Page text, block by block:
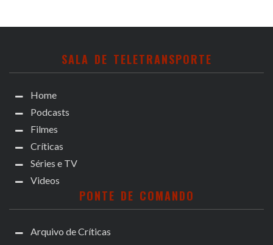
SALA DE TELETRANSPORTE
Home
Podcasts
Filmes
Críticas
Séries e TV
Videos
PONTE DE COMANDO
Arquivo de Críticas